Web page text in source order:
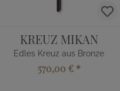
KREUZ MIKAN
Edles Kreuz aus Bronze
570,00 € *